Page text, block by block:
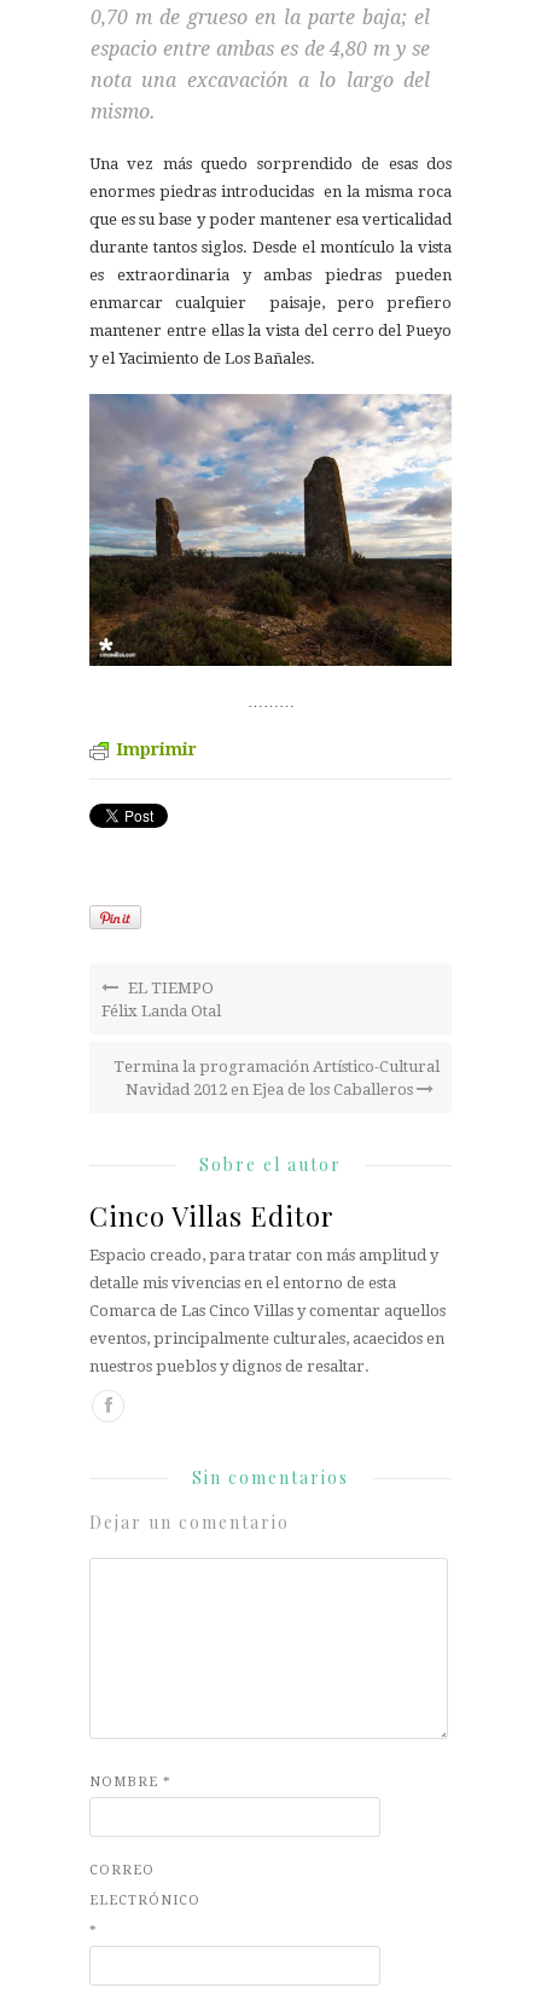
0,70 m de grueso en la parte baja; el
espacio entre ambas es de 4,80 m y se
nota una excavación a lo largo del
mismo.
Una vez más quedo sorprendido de esas dos
enormes piedras introducidas en la misma roca
que es su base y poder mantener esa verticalidad
durante tantos siglos. Desde el montículo la vista
es extraordinaria y ambas piedras pueden
enmarcar cualquier paisaje, pero prefiero
mantener entre ellas la vista del cerro del Pueyo
y el Yacimiento de Los Bañales.
Imprimir
EL TIEMPO
Félix Landa Otal
Termina la programación Artístico-Cultural
Navidad 2012 en Ejea de los Caballeros
Sobre el autor
Cinco Villas Editor
Espacio creado, para tratar con más amplitud y
detalle mis vivencias en el entorno de esta
Comarca de Las Cinco Villas y comentar aquellos
eventos, principalmente culturales, acaecidos en
nuestros pueblos y dignos de resaltar.
Sin comentarios
Dejar un comentario
NOMBRE *
CORREO
ELECTRÓNICO
*